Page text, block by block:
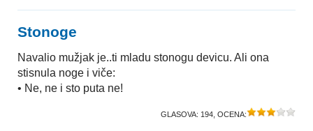
Stonoge
Navalio mužjak je..ti mladu stonogu devicu. Ali ona
stisnula noge i viče:
• Ne, ne i sto puta ne!
GLASOVA: 194 , OCENA: